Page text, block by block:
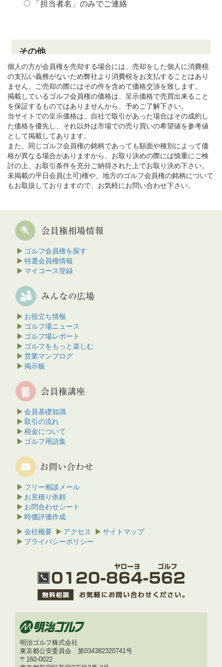
個人の方が会員権を売却する場合には、売却をした個人に消費税
の支払い義務がないため弊社より消費税をお支払することはあり
ません。ご売却の際にはその件を含めて価格交渉を致します。
掲載しているゴルフ会員権の価格は、呈示価格で売買出来ること
を保証するものではありませんから、予めご了解下さい。
当サイトでの呈示価格は、自社で取引があった場合はその成約し
た価格を優先し、それ以外は市場での売り買いの希望値を参考値
として掲載してあります。
また、同じゴルフ会員権の銘柄であっても額面や種別によって価
格が異なる場合がありますから、お取り決めの際には慎重にご検
討の上、お取引条件を充分ご納得された上でお取り決め下さい。
未掲載の平日会員(土可)権や、地方のゴルフ会員権の銘柄について
もお取扱しておりますので、お気軽にお問い合わせ下さい。
ゴルフ会員権を探す
特選会員権情報
マイコース登録
お役立ち情報
ゴルフ場ニュース
ゴルフ場レポート
ゴルフをもっと楽しむ
営業マンブログ
掲示板
会員基礎知識
取引の流れ
税金について
ゴルフ用語集
フリー相談メール
お見積り依頼
お問合わせシート
時価評価作成
会社概要
アクセス
サイトマップ
プライバシーポリシー
明治ゴルフ株式会社
東京都公安委員会 第034382320741号
〒160-0022